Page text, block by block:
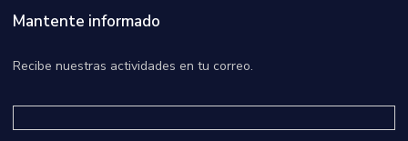
Mantente informado
Recibe nuestras actividades en tu correo.